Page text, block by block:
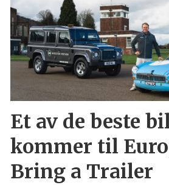
Et av de beste
kommer til
Bring a Trailer